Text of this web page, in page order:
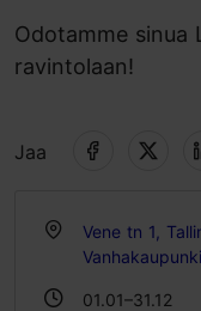
Odotamme sinua
ravintolaan!
Jaa
Vene tn 1,
Vanhakaupunki
01.01–31.12